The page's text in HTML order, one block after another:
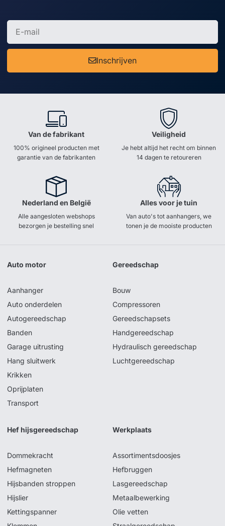
Inschrijven
Van de fabrikant
100% origineel producten met
garantie van de fabrikanten
Veiligheid
Je hebt altijd het recht om binnen
14 dagen te retoureren
Nederland en België
Alle aangesloten webshops
bezorgen je bestelling snel
Alles voor je tuin
Van auto's tot aanhangers, we
tonen je de mooiste producten
Auto motor
Aanhanger
Auto onderdelen
Autogereedschap
Banden
Garage uitrusting
Hang sluitwerk
Krikken
Oprijplaten
Transport
Gereedschap
Bouw
Compressoren
Gereedschapsets
Handgereedschap
Hydraulisch gereedschap
Luchtgereedschap
Hef hijsgereedschap
Dommekracht
Hefmagneten
Hijsbanden stroppen
Hijslier
Kettingspanner
Werkplaats
Assortimentsdoosjes
Hefbruggen
Lasgereedschap
Metaalbewerking
Olie vetten